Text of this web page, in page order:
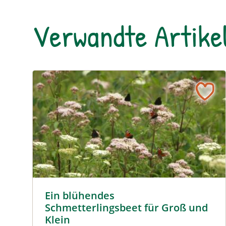
Verwandte
Ein blühendes
Schmetterlingsbeet für Groß und
Klein
Ein blühendes Schmetterlingsbeet für Groß und